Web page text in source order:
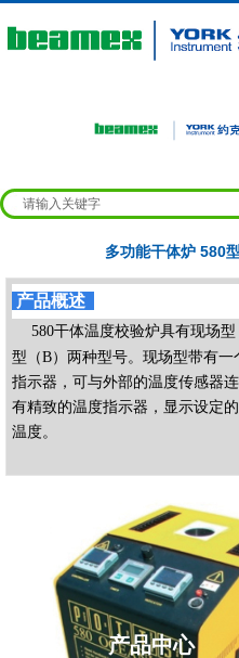
多功能干体炉 580型
产品概述
580干体温度校验炉具有现场型
型（B）两种型号。现场型带有一
指示器，可与外部的温度传感器
有精致的温度指示器，显示设定
温度。
产品中心